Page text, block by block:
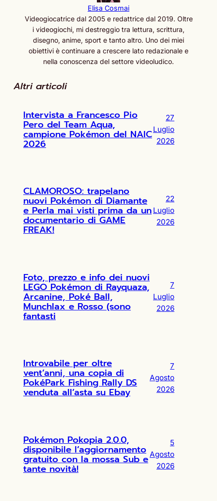
Elisa Cosmai
Videogiocatrice dal 2005 e redattrice dal 2019. Oltre
i videogiochi, mi destreggio tra lettura, scrittura,
disegno, anime, sport e tanto altro. Uno dei miei
obiettivi è continuare a crescere lato redazionale e
nella conoscenza del settore videoludico.
Altri articoli
Intervista a Francesco Pio
Pero del Team Aqua,
campione Pokémon del NAIC
2026
27
Luglio
2026
CLAMOROSO: trapelano
nuovi Pokémon di Diamante
e Perla mai visti prima da un
documentario di GAME
FREAK!
22
Luglio
2026
Foto, prezzo e info dei nuovi
LEGO Pokémon di Rayquaza,
Arcanine, Poké Ball,
Munchlax e Rosso (sono
fantasti
7
Luglio
2026
Introvabile per oltre
vent’anni, una copia di
PokéPark Fishing Rally DS
venduta all’asta su Ebay
7
Agosto
2026
Pokémon Pokopia 2.0.0,
disponibile l’aggiornamento
gratuito con la mossa Sub e
tante novità!
5
Agosto
2026